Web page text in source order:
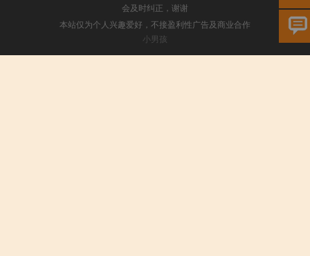
会及时纠正，谢谢
本站仅为个人兴趣爱好，不接盈利性广告及商业合作
小男孩